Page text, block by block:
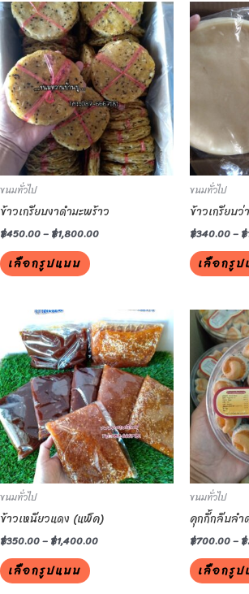
ขนมทั่วไป
ข้าวเกรียบงาดำมะพร้าว
฿450.00–฿1,800.00
เลือกรูปแบบ
This
product
has
multiple
variants.
The
options
may
be
on
the
product
page
ขนมทั่วไป
ข้าวเกรียบ
฿340.00–฿
เลือกรู
ขนมทั่วไป
ข้าวเหนียวแดง (แพ็ค)
฿350.00–฿1,400.00
เลือกรูปแบบ
This
product
has
multiple
variants.
The
options
may
be
on
the
product
page
ขนมทั่วไป
คุกกี้กลีบลำ
฿700.00–฿
เลือกรู